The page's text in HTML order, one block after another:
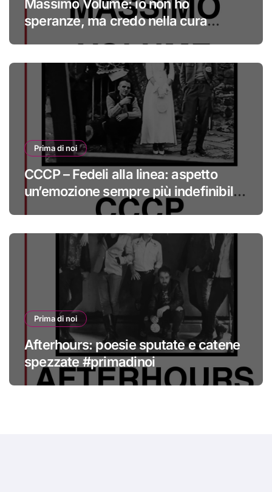
Massimo Volume: io non ho
speranze, ma credo nella cura
Prima di noi
CCCP – Fedeli alla linea: aspetto
un’emozione sempre più indefinibile
#primadinoi
Prima di noi
Afterhours: poesie sputate e catene
spezzate #primadinoi